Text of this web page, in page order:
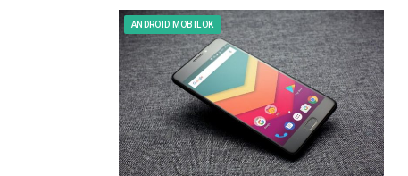
ANDROID MOBILOK